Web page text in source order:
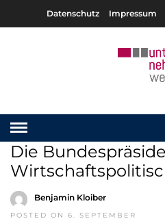
Datenschutz Impressum
Die
Benjamin Kloiber
POSTED ON 6. SEPTEMBER